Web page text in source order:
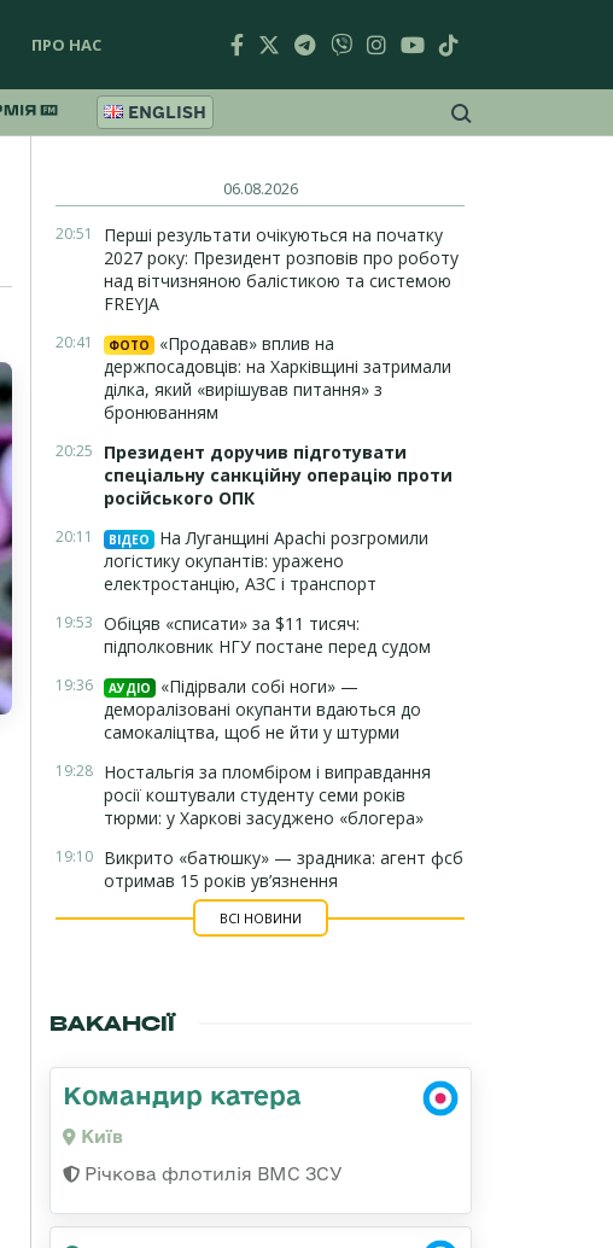
ПРО НАС
ENGLISH
06.08.2026
20:51
Перші результати очікуються на початку
2027 року: Президент розповів про роботу
над вітчизняною балістикою та системою
FREYJA
20:41 ФОТО
«Продавав» вплив на
держпосадовців: на Харківщині затримали
ділка, який «вирішував питання» з
бронюванням
20:25
Президент доручив підготувати
спеціальну санкційну операцію проти
російського ОПК
20:11 ВІДЕО
На Луганщині Apachi розгромили
логістику окупантів: уражено
електростанцію, АЗС і транспорт
19:53 Обіцяв «списати» за $11 тисяч:
підполковник НГУ постане перед судом
19:36 АУДІО
«Підірвали собі ноги» —
деморалізовані окупанти вдаються до
самокаліцтва, щоб не йти у штурми
19:28 Ностальгія за пломбіром і виправдання
росії коштували студенту семи років
тюрми: у Харкові засуджено «блогера»
19:10 Викрито «батюшку» — зрадника: агент фсб
отримав 15 років ув’язнення
ВСІ НОВИНИ
ВАКАНСІЇ
Командир катера
Київ
Річкова флотилія ВМС ЗСУ